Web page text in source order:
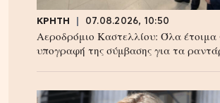
ΚΡΗΤΗ 07.08.2026, 10:50
Αεροδρόμιο Καστελλίου: Όλα έτοιμα
υπογραφή της σύμβασης για τα